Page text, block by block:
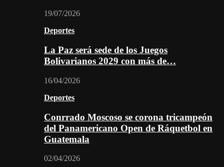
19/07/2026
Deportes
La Paz será sede de los Juegos
Bolivarianos 2029 con más de…
16/04/2026
Deportes
Conrrado Moscoso se corona tricampeón
del Panamericano Open de Ráquetbol en
Guatemala
02/04/2026